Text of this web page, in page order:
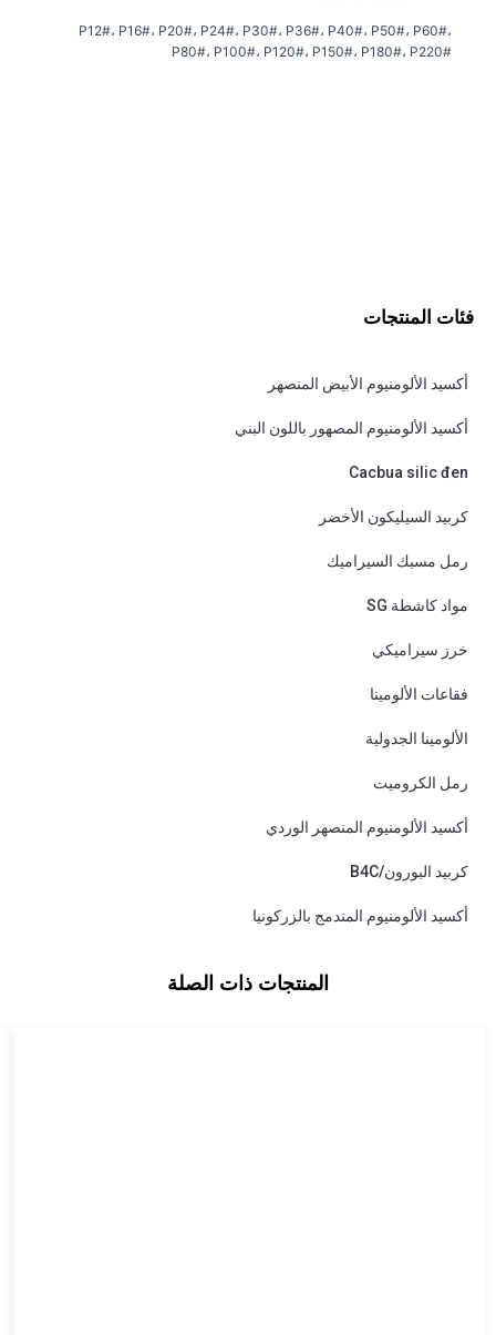
P12#، P16#، P20#، P24#، P30#، P36#، P40#، P50#، P60#،
P80#، P100#، P120#، P150#، P180#، P220#
فئات المنتجات
أكسيد الألومنيوم الأبيض المنصهر
أكسيد الألومنيوم المصهور باللون البني
Cacbua silic đen
كربيد السيليكون الأخضر
رمل مسبك السيراميك
مواد كاشطة SG
خرز سيراميكي
فقاعات الألومينا
الألومينا الجدولية
رمل الكروميت
أكسيد الألومنيوم المنصهر الوردي
كربيد البورون/B4C
أكسيد الألومنيوم المندمج بالزركونيا
المنتجات ذات الصلة